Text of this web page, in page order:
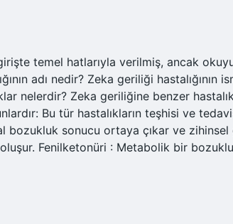
temel hatlarıyla verilmiş, ancak
adı nedir? Zeka geriliği hastalığının
nelerdir? Zeka geriliğine benzer
Bu tür hastalıkların teşhisi ve
bozukluk sonucu ortaya çıkar ve
Fenilketonüri : Metabolik bir